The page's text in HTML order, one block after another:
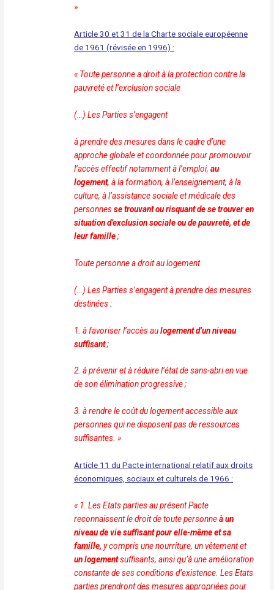
»
Article 30 et 31 de la Charte sociale européenne
de 1961 (révisée en 1996) :
« Toute personne a droit à la protection contre la
pauvretéet l’exclusion sociale
(…) Les Parties s’engagent
à prendre des mesures dans le cadre d’une
approche globaleet coordonnée pour promouvoir
l’accès effectif notammentà l’emploi,au
logement, à la formation, à l’enseignement, àla
culture, à l’assistance sociale et médicale des
personnessetrouvant ou risquant de se trouver en
situation d’exclusionsociale ou de pauvreté, et de
leur famille;
Toute personne a droit au logement
(…) Les Parties s’engagent à prendre des mesures
destinées :
1. à favoriser l’accès aulogement d’un niveau
suffisant;
2. à prévenir et à réduire l’état de sans-abri en vue
de sonélimination progressive ;
3. à rendre le coût du logement accessible aux
personnes quine disposent pas de ressources
suffisantes. »
Article 11 du Pacte international relatif aux droits
économiques, sociaux et culturels de 1966 :
« 1. Les Etats parties au présent Pacte
reconnaissent le droit detoute personneà un
niveau de vie suffisant pour elle-mêmeet sa
famille,y compris une nourriture, un vêtement et
unlogementsuffisants, ainsi qu’à une amélioration
constantede ses conditions d’existence. Les Etats
parties prendrontdes mesures appropriées pour